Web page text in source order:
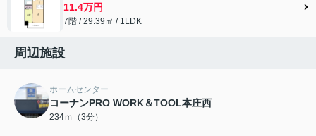
11.4万円
7階 / 29.39㎡ / 1LDK
周辺施設
ホームセンター
コーナンPRO WORK＆TOOL本庄西
234ｍ（3分）